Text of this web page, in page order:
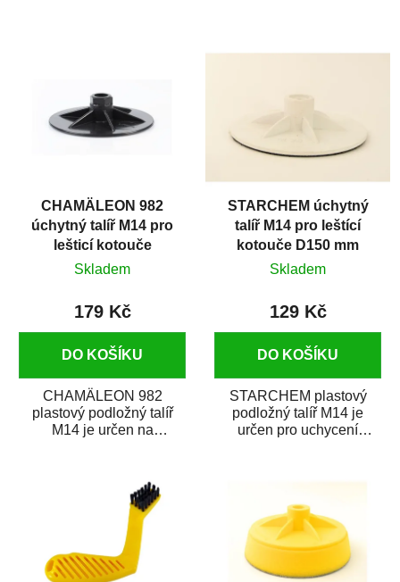
CHAMÄLEON 982
úchytný talíř M14 pro
lešticí kotouče
Skladem
179 Kč
DO KOŠÍKU
CHAMÄLEON 982
plastový podložný talíř
M14 je určen na
STARCHEM úchytný
talíř M14 pro leštící
kotouče D150 mm
Skladem
129 Kč
DO KOŠÍKU
STARCHEM plastový
podložný talíř M14 je
určen pro uchycení